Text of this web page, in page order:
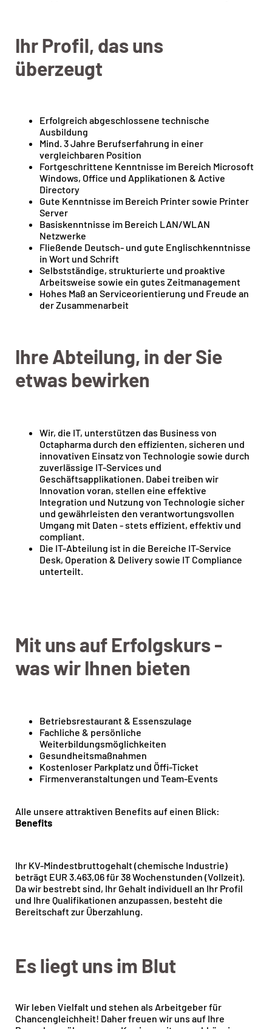
Ihr Profil, das uns
überzeugt
Erfolgreich abgeschlossene technische
Ausbildung
Mind. 3 Jahre Berufserfahrung in einer
vergleichbaren Position
Fortgeschrittene Kenntnisse im Bereich Microsoft
Windows, Office und Applikationen & Active
Directory
Gute Kenntnisse im Bereich Printer sowie Printer
Server
Basiskenntnisse im Bereich LAN/WLAN
Netzwerke
Fließende Deutsch- und gute Englischkenntnisse
in Wort und Schrift
Selbstständige, strukturierte und proaktive
Arbeitsweise sowie ein gutes Zeitmanagement
Hohes Maß an Serviceorientierung und Freude an
der Zusammenarbeit
Ihre Abteilung, in der Sie
etwas bewirken
Wir, die IT, unterstützen das Business von
Octapharma durch den effizienten, sicheren und
innovativen Einsatz von Technologie sowie durch
zuverlässige IT-Services und
Geschäftsapplikationen. Dabei treiben wir
Innovation voran, stellen eine effektive
Integration und Nutzung von Technologie sicher
und gewährleisten den verantwortungsvollen
Umgang mit Daten - stets effizient, effektiv und
compliant.
Die IT-Abteilung ist in die Bereiche IT-Service
Desk, Operation & Delivery sowie IT Compliance
unterteilt.
Mit uns auf Erfolgskurs -
was wir Ihnen bieten
Betriebsrestaurant & Essenszulage
Fachliche & persönliche
Weiterbildungsmöglichkeiten
Gesundheitsmaßnahmen
Kostenloser Parkplatz und Öffi-Ticket
Firmenveranstaltungen und Team-Events
Alle unsere attraktiven Benefits auf einen Blick:
Benefits
Ihr KV-Mindestbruttogehalt (chemische Industrie)
beträgt EUR 3.463,06 für 38 Wochenstunden (Vollzeit).
Da wir bestrebt sind, Ihr Gehalt individuell an Ihr Profil
und Ihre Qualifikationen anzupassen, besteht die
Bereitschaft zur Überzahlung.
Es liegt uns im Blut
Wir leben Vielfalt und stehen als Arbeitgeber für
Chancengleichheit! Daher freuen wir uns auf Ihre